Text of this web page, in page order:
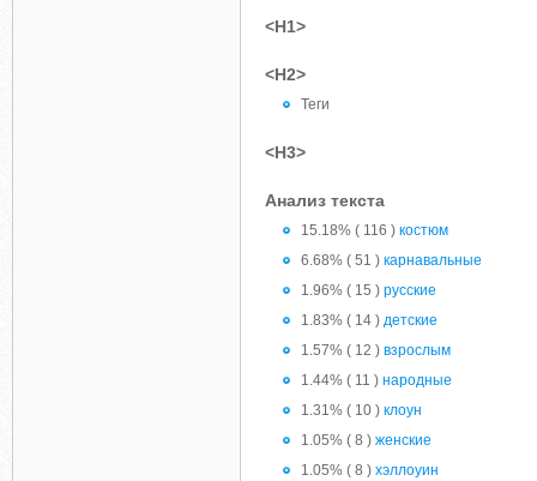
<H1>
<H2>
Теги
<H3>
Анализ текста
15.18% ( 116 ) костюм
6.68% ( 51 ) карнавальные
1.96% ( 15 ) русские
1.83% ( 14 ) детские
1.57% ( 12 ) взрослым
1.44% ( 11 ) народные
1.31% ( 10 ) клоун
1.05% ( 8 ) женские
1.05% ( 8 ) хэллоуин